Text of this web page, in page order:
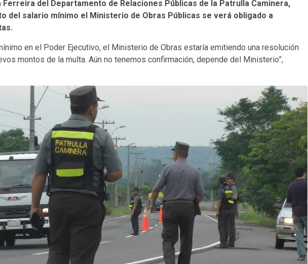
del Departamento de Relaciones Públicas de la Patrulla Caminera,
del salario mínimo el Ministerio de Obras Públicas se verá obligado a
en el Poder Ejecutivo, el Ministerio de Obras estaría emitiendo una resolución
montos de la multa. Aún no tenemos confirmación, depende del Ministerio”,